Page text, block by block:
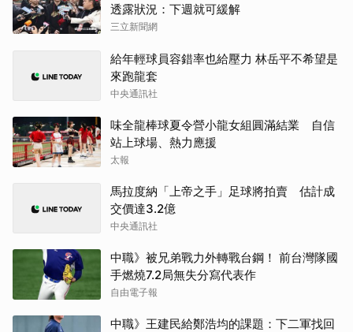
透露狀況：下週就可緩解
三立新聞網
給年輕球員容錯率也給壓力 林岳平不希望是
來跑龍套
中央通訊社
味全龍棒球夏令營小龍女組圓滿結業 自信
站上球場、熱力應援
太報
馬拉度納「上帝之手」足球將拍賣 估計成
交價達3.2億
中央通訊社
中職》被兄弟戰力外轉戰台鋼！ 前台灣隊國
手燃燒7.2局無失分寫代表作
自由電子報
中職》王建民給鄭浩均的課題：下二軍找回